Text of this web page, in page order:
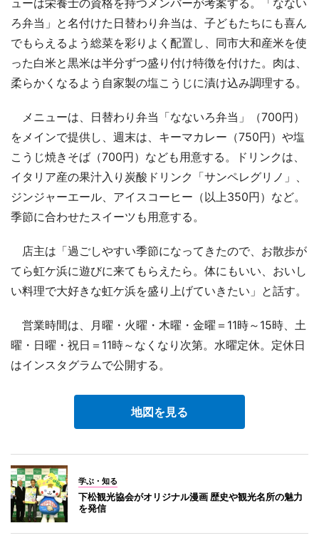
ろ弁当」と名付けた日替わり弁当は、子どもたちにも喜ん
でもらえるよう総菜を彩りよく配置し、同市大和産米を使
った白米と黒米は半分ずつ盛り付け特徴を付けた。肉は、
柔らかくなるよう自家製の塩こうじに漬け込み調理する。
メニューは、日替わり弁当「なないろ弁当」（700円）
をメインで提供し、週末は、キーマカレー（750円）や塩
こうじ焼きそば（700円）なども用意する。ドリンクは、
イタリア産の果汁入り炭酸ドリンク「サンペレグリノ」、
ジンジャーエール、アイスコーヒー（以上350円）など。
季節に合わせたスイーツも用意する。
店主は「過ごしやすい季節になってきたので、お散歩が
てら虹ケ浜に遊びに来てもらえたら。体にもいい、おいし
い料理で大好きな虹ケ浜を盛り上げていきたい」と話す。
営業時間は、月曜・火曜・木曜・金曜＝11時～15時、土
曜・日曜・祝日＝11時～なくなり次第。水曜定休。定休日
はインスタグラムで公開する。
地図を見る
学ぶ・知る
下松観光協会がオリジナル漫画 歴史や観光名所の魅力
を発信